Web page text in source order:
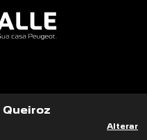
Alterar